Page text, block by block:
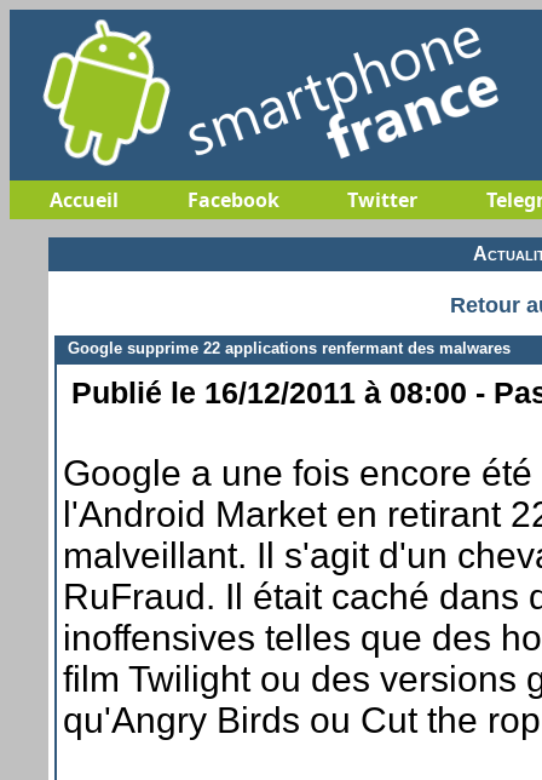
Accueil Facebook Twitter
Retour
Google supprime 22 applications renfermant des malwares
Publié le 16/12/2011 à 08:00 -
Google a une fois encore
l'Android Market en retirant
malveillant. Il s'agit d'un
RuFraud. Il était caché dans
inoffensives telles que des
film Twilight ou des versions
qu'Angry Birds ou Cut the